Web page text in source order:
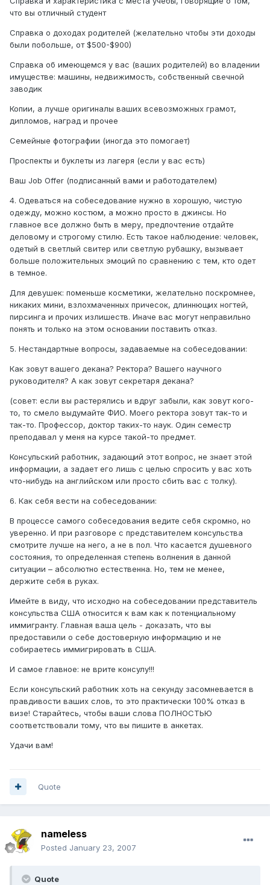
что вы отличный студент
Справка о доходах родителей (желательно чтобы эти доходы
были побольше, от $500-$900)
Справка об имеющемся у вас (ваших родителей) во владении
имуществе: машины, недвижимость, собственный свечной
заводик
Копии, а лучше оригиналы ваших всевозможных грамот,
дипломов, наград и прочее
Семейные фотографии (иногда это помогает)
Проспекты и буклеты из лагеря (если у вас есть)
Ваш Job Offer (подписанный вами и работодателем)
4. Одеваться на собеседование нужно в хорошую, чистую
одежду, можно костюм, а можно просто в джинсы. Но
главное все должно быть в меру, предпочтение отдайте
деловому и строгому стилю. Есть такое наблюдение: человек,
одетый в светлый свитер или светлую рубашку, вызывает
больше положительных эмоций по сравнению с тем, кто одет
в темное.
Для девушек: поменьше косметики, желательно поскромнее,
никаких мини, взлохмаченных причесок, длиннющих ногтей,
пирсинга и прочих излишеств. Иначе вас могут неправильно
понять и только на этом основании поставить отказ.
5. Нестандартные вопросы, задаваемые на собеседовании:
Как зовут вашего декана? Ректора? Вашего научного
руководителя? А как зовут секретаря декана?
(совет: если вы растерялись и вдруг забыли, как зовут кого-
то, то смело выдумайте ФИО. Моего ректора зовут так-то и
так-то. Профессор, доктор таких-то наук. Один семестр
преподавал у меня на курсе такой-то предмет.
Консульский работник, задающий этот вопрос, не знает этой
информации, а задает его лишь с целью спросить у вас хоть
что-нибудь на английском или просто сбить вас с толку).
6. Как себя вести на собеседовании:
В процессе самого собеседования ведите себя скромно, но
уверенно. И при разговоре с представителем консульства
смотрите лучше на него, а не в пол. Что касается душевного
состояния, то определенная степень волнения в данной
ситуации – абсолютно естественна. Но, тем не менее,
держите себя в руках.
Имейте в виду, что исходно на собеседовании представитель
консульства США относится к вам как к потенциальному
иммигранту. Главная ваша цель - доказать, что вы
предоставили о себе достоверную информацию и не
собираетесь иммигрировать в США.
И самое главное: не врите консулу!!!
Если консульский работник хоть на секунду засомневается в
правдивости ваших слов, то это практически 100% отказ в
визе! Старайтесь, чтобы ваши слова ПОЛНОСТЬЮ
соответствовали тому, что вы пишите в анкетах.
Удачи вам!
Quote
nameless
Posted January 23, 2007
Quote